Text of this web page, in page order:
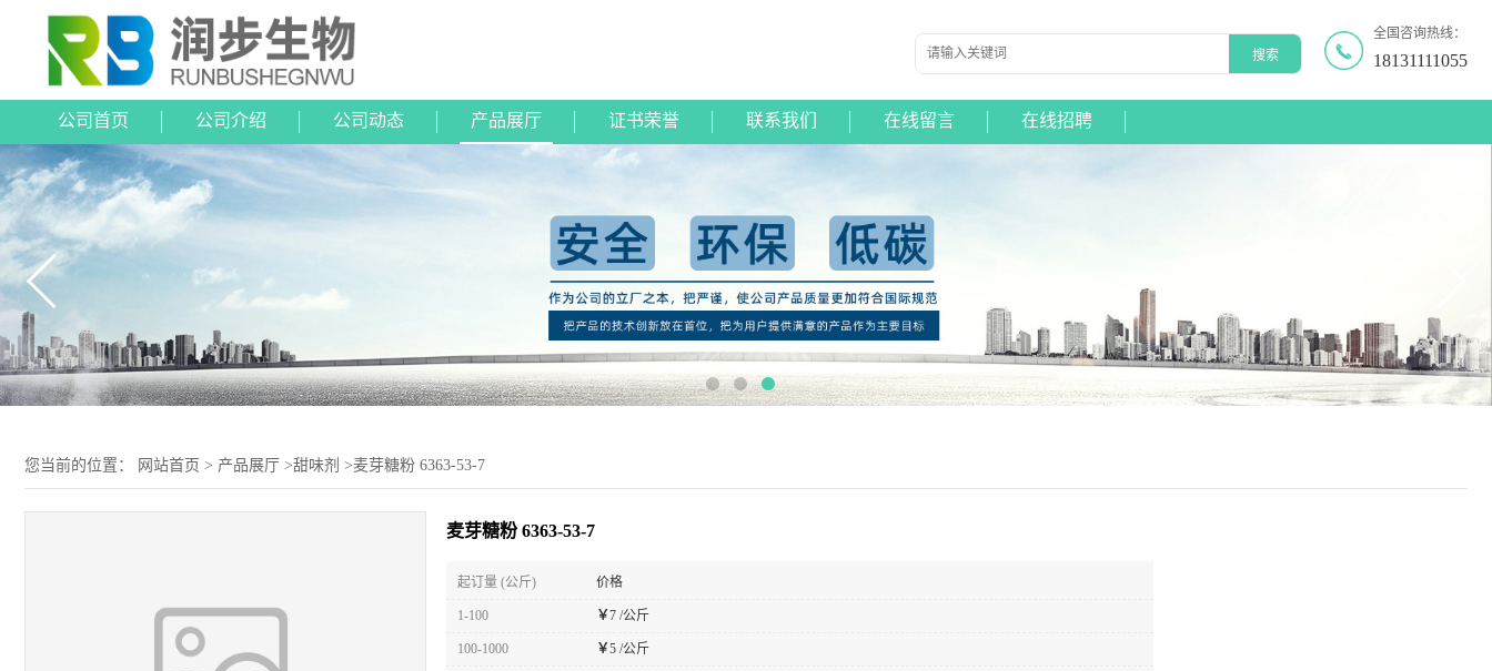
全国咨询热线：
18131111055
公司首页 公司介绍 公司动态 产品展厅 证书荣誉 联系我们 在线留言 在线招聘
您当前的位置： 网站首页 > 产品展厅 >甜味剂 >麦芽糖粉 6363-53-7
麦芽糖粉 6363-53-7
起订量 (公斤) 价格
1-100 ￥7 /公斤
100-1000 ￥5 /公斤